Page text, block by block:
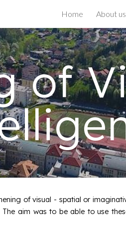
Skip to navigation
Home About us
of
of visual - spatial or
aim was to be able to use